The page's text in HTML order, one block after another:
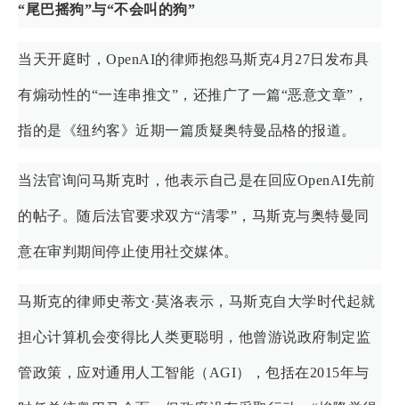
“尾巴摇狗”与“不会叫的狗”
当天开庭时，OpenAI的律师抱怨马斯克4月27日发布具
有煽动性的“一连串推文”，还推广了一篇“恶意文章”，
指的是《纽约客》近期一篇质疑奥特曼品格的报道。
当法官询问马斯克时，他表示自己是在回应OpenAI先前
的帖子。随后法官要求双方“清零”，马斯克与奥特曼同
意在审判期间停止使用社交媒体。
马斯克的律师史蒂文·莫洛表示，马斯克自大学时代起就
担心计算机会变得比人类更聪明，他曾游说政府制定监
管政策，应对通用人工智能（AGI），包括在2015年与